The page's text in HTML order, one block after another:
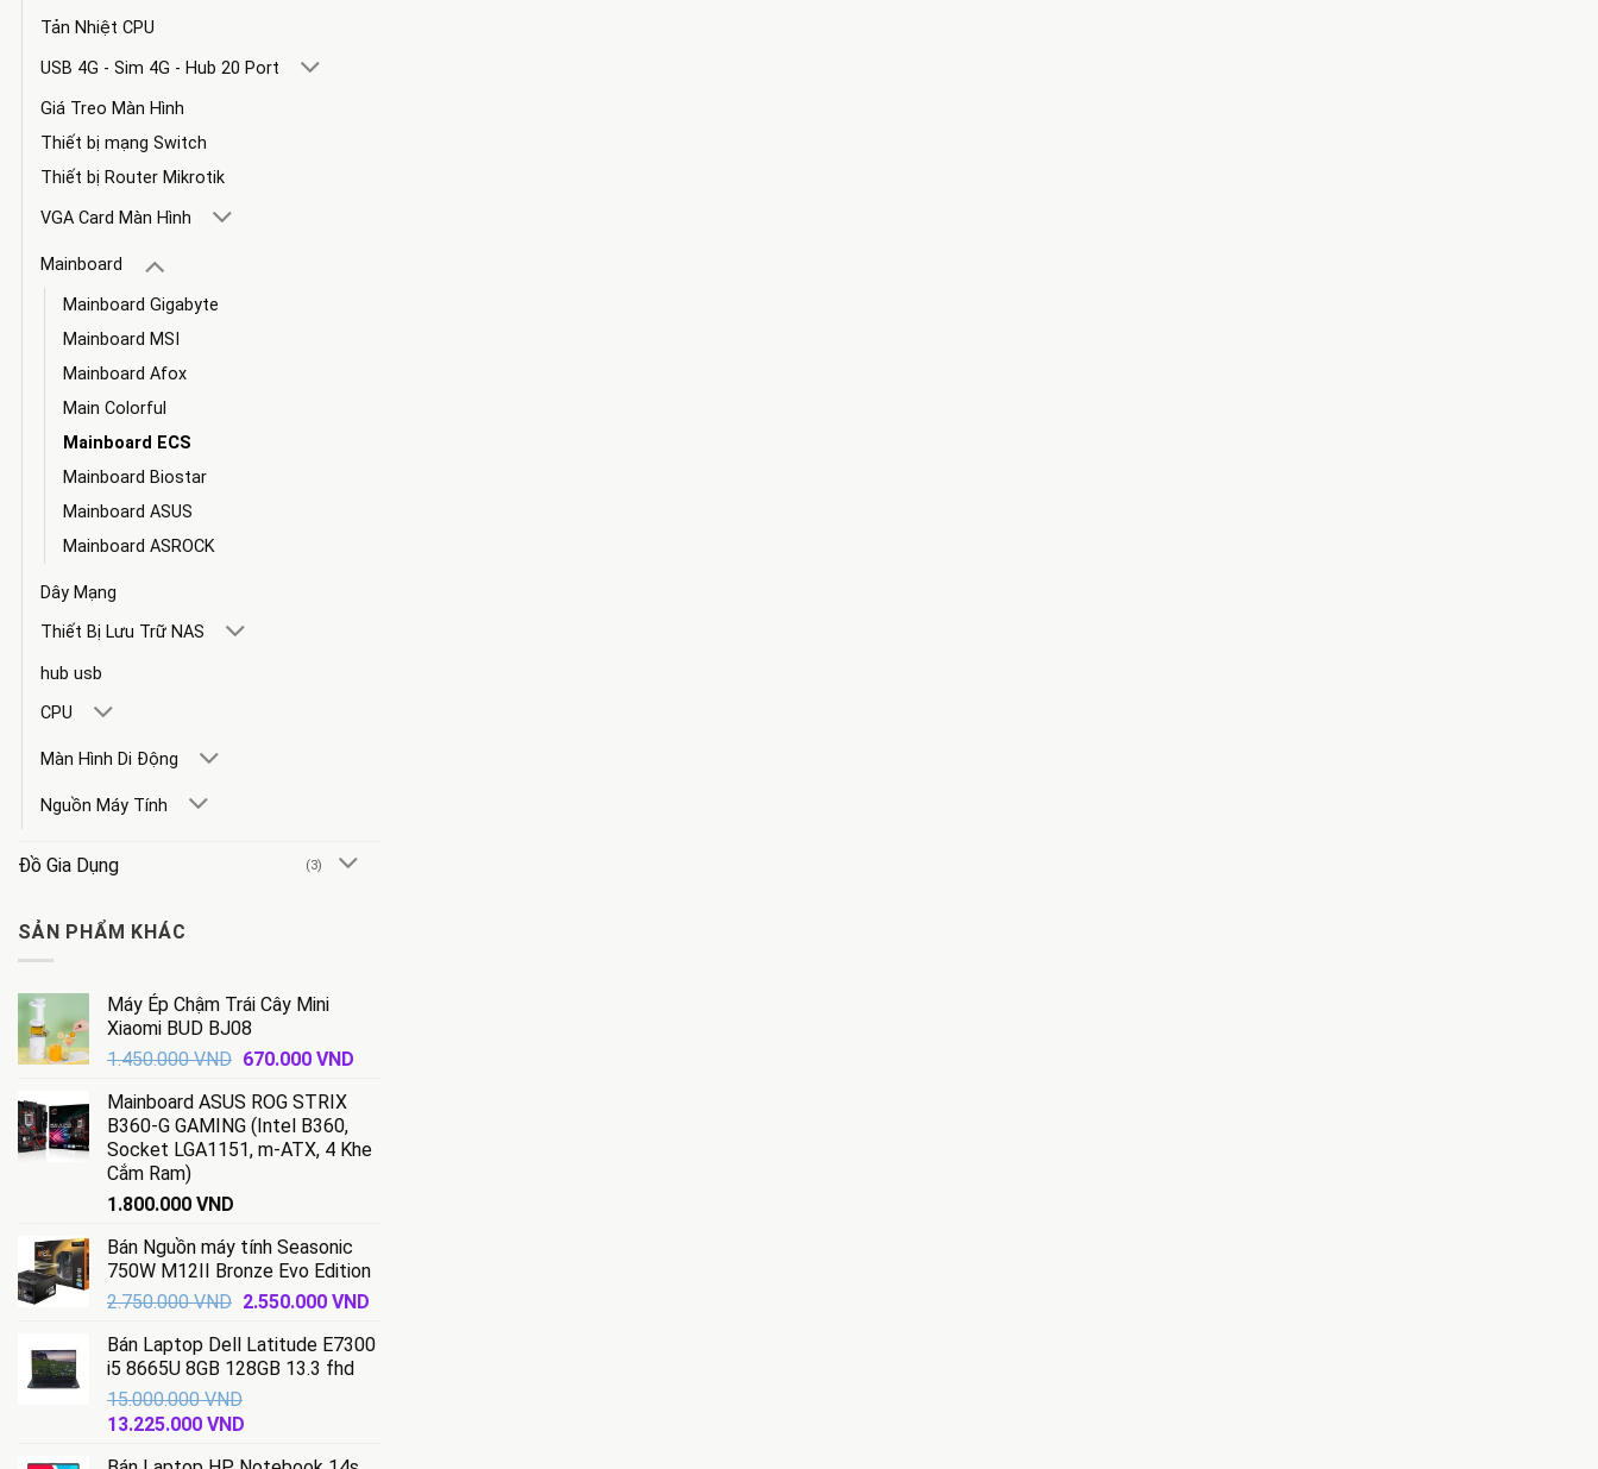
Tản Nhiệt CPU
USB 4G - Sim 4G - Hub 20 Port
Giá Treo Màn Hình
Thiết bị mạng Switch
Thiết bị Router Mikrotik
VGA Card Màn Hình
Mainboard
Mainboard Gigabyte
Mainboard MSI
Mainboard Afox
Main Colorful
Mainboard ECS
Mainboard Biostar
Mainboard ASUS
Mainboard ASROCK
Dây Mạng
Thiết Bị Lưu Trữ NAS
hub usb
CPU
Màn Hình Di Động
Nguồn Máy Tính
Đồ Gia Dụng (3)
SẢN PHẨM KHÁC
Máy Ép Chậm Trái Cây Mini
Xiaomi BUD BJ08
1.450.000VND Giá
là:
1.450.000 VND.
670.000 VNDGiá
670.000 VND.
Mainboard ASUS ROG STRIX
B360-G GAMING (Intel B360,
Socket LGA1151, m-ATX, 4 Khe
Cắm Ram)
1.800.000 VND
Bán Nguồn máy tính Seasonic
750W M12II Bronze Evo Edition
2.750.000VND Giá
là:
2.750.000 VND.
2.550.000 VNDGiá
tại
Bán Laptop Dell Latitude E7300
i5 8665U 8GB 128GB 13.3 fhd
15.000.000VND
Giá
13.225.000 VND